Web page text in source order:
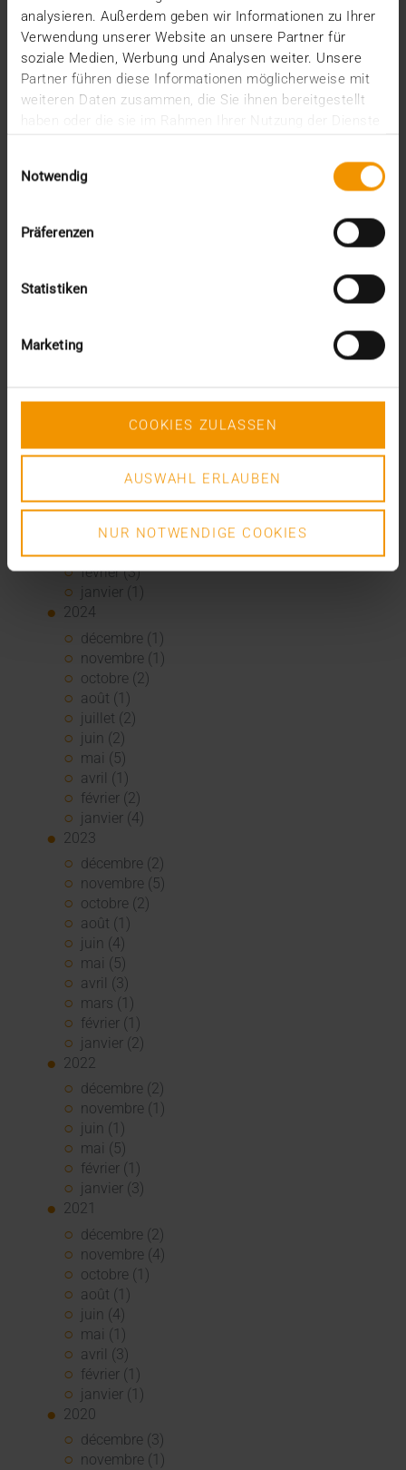
analysieren. Außerdem geben wir Informationen zu Ihrer
Verwendung unserer Website an unsere Partner für
soziale Medien, Werbung und Analysen weiter. Unsere
Partner führen diese Informationen möglicherweise mit
weiteren Daten zusammen, die Sie ihnen bereitgestellt
haben oder die sie im Rahmen Ihrer Nutzung der Dienste
Notwendig
Präferenzen
Statistiken
Marketing
COOKIES ZULASSEN
AUSWAHL ERLAUBEN
NUR NOTWENDIGE COOKIES
Colonne
Événements
Interconnectivité
Interne
Nouvelles
Stories
juin (4)
2025
décembre (3)
novembre (2)
septembre (2)
juillet (2)
juin (1)
mars (1)
février (3)
janvier (1)
2024
décembre (1)
novembre (1)
octobre (2)
août (1)
juillet (2)
juin (2)
mai (5)
avril (1)
février (2)
janvier (4)
2023
décembre (2)
novembre (5)
octobre (2)
août (1)
juin (4)
mai (5)
avril (3)
mars (1)
février (1)
janvier (2)
2022
décembre (2)
novembre (1)
juin (1)
mai (5)
février (1)
janvier (3)
2021
décembre (2)
novembre (4)
octobre (1)
août (1)
juin (4)
mai (1)
avril (3)
février (1)
janvier (1)
2020
décembre (3)
novembre (1)